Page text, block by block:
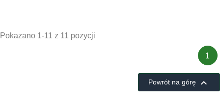
Pokazano 1-11 z 11 pozycji
1
Powrót na górę 